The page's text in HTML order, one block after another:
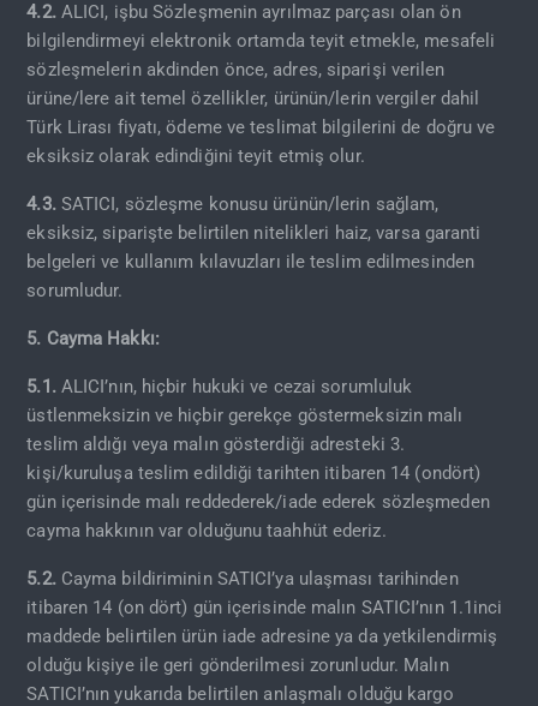
4.2.ALICI, işbu Sözleşmenin ayrılmaz parçası olan ön
bilgilendirmeyi elektronik ortamda teyit etmekle, mesafeli
sözleşmelerin akdinden önce, adres, siparişi verilen
ürüne/lere ait temel özellikler, ürünün/lerin vergiler dahil
Türk Lirası fiyatı, ödeme ve teslimat bilgilerini de doğru ve
eksiksiz olarak edindiğini teyit etmiş olur.
4.3.SATICI, sözleşme konusu ürünün/lerin sağlam,
eksiksiz, siparişte belirtilen nitelikleri haiz, varsa garanti
belgeleri ve kullanım kılavuzları ile teslim edilmesinden
sorumludur.
5. Cayma Hakkı:
5.1.ALICI’nın, hiçbir hukuki ve cezai sorumluluk
üstlenmeksizin ve hiçbir gerekçe göstermeksizin malı
teslim aldığı veya malın gösterdiği adresteki 3.
kişi/kuruluşa teslim edildiği tarihten itibaren 14 (ondört)
gün içerisinde malı reddederek/iade ederek sözleşmeden
cayma hakkının var olduğunu taahhüt ederiz.
5.2.Cayma bildiriminin SATICI’ya ulaşması tarihinden
itibaren 14 (on dört) gün içerisinde malın SATICI’nın 1.1inci
maddede belirtilen ürün iade adresine ya da yetkilendirmiş
olduğu kişiye ile geri gönderilmesi zorunludur. Malın
SATICI’nın yukarıda belirtilen anlaşmalı olduğu kargo